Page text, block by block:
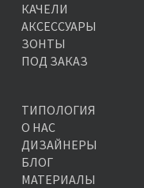
КАЧЕЛИ
АКСЕССУАРЫ
ЗОНТЫ
ПОД ЗАКАЗ
ТИПОЛОГИЯ
О НАС
ДИЗАЙНЕРЫ
БЛОГ
МАТЕРИАЛЫ